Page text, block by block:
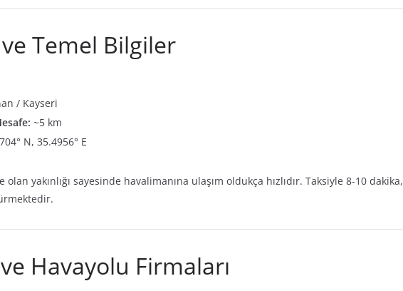
Temel Bilgiler
/ Kayseri
~5 km
N, 35.4956° E
yakınlığı sayesinde havalimanına ulaşım oldukça hızlıdır. Taksiyle 8-10 dakika,
Havayolu Firmaları